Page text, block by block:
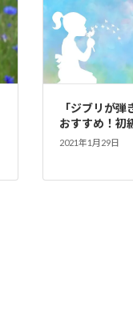
「ジブリが
おすすめ！初
2021年1月29日